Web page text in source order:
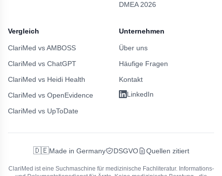
DMEA 2026
Vergleich
ClariMed vs AMBOSS
ClariMed vs ChatGPT
ClariMed vs Heidi Health
ClariMed vs OpenEvidence
ClariMed vs UpToDate
Unternehmen
Über uns
Häufige Fragen
Kontakt
LinkedIn
🇩🇪Made in Germany DSGVO Quellen zitiert
ClariMed ist eine Suchmaschine für medizinische Fachliteratur. Informations-